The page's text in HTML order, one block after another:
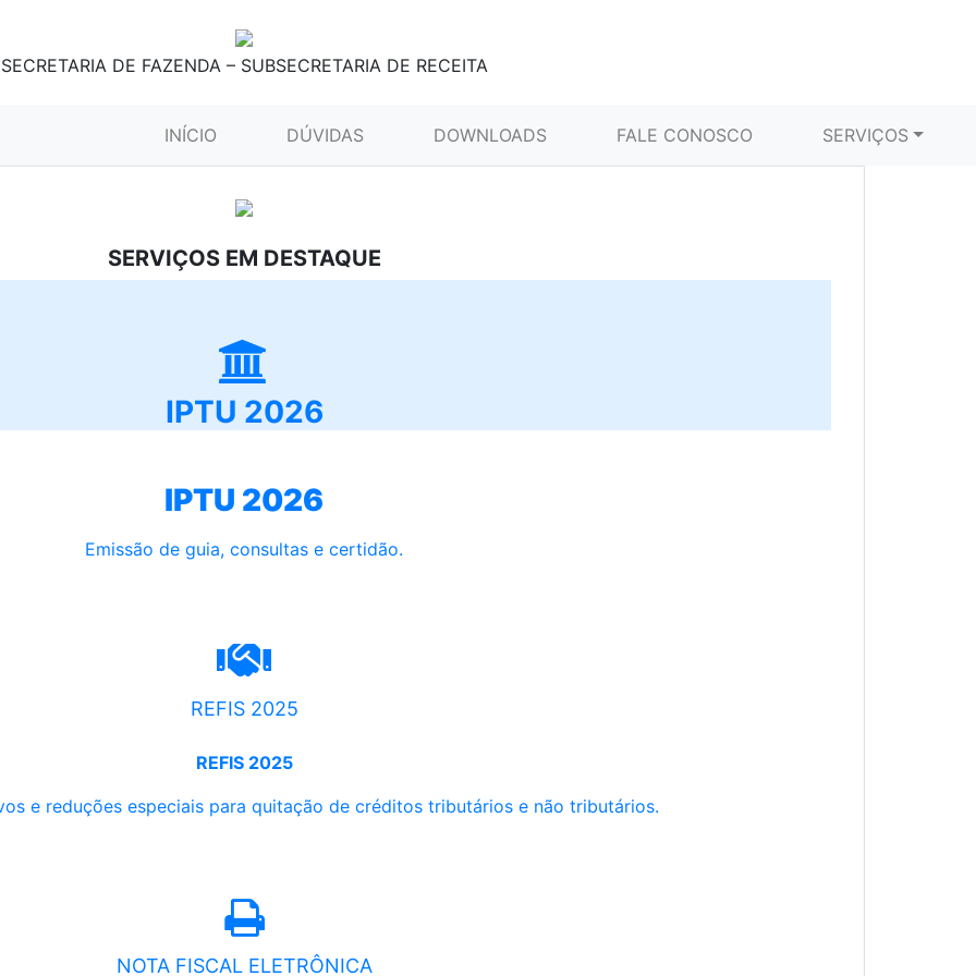
SECRETARIA DE FAZENDA – SUBSECRETARIA DE RECEITA
INÍCIO (CURRENT)DÚVIDAS DOWNLOADS FALE CONOSCO SERVIÇOS
SERVIÇOS EM DESTAQUE
IPTU 2026
IPTU 2026
Emissão de guia, consultas e certidão.
REFIS 2025
REFIS 2025
e reduções especiais para quitação de créditos tributários e não tributários.
NOTA FISCAL ELETRÔNICA